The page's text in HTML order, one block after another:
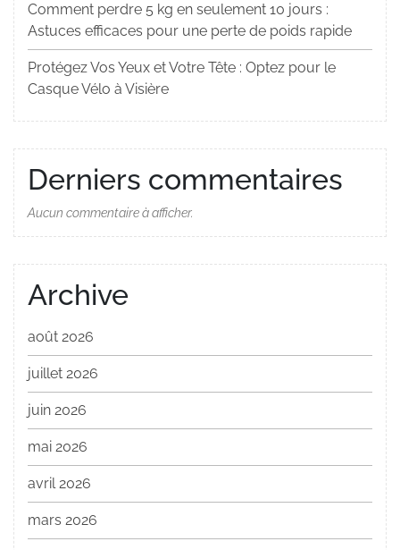
Comment perdre 5 kg en seulement 10 jours :
Astuces efficaces pour une perte de poids rapide
Protégez Vos Yeux et Votre Tête : Optez pour le
Casque Vélo à Visière
Derniers commentaires
Aucun commentaire à afficher.
Archive
août 2026
juillet 2026
juin 2026
mai 2026
avril 2026
mars 2026